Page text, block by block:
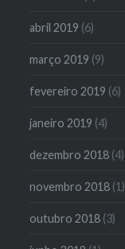
abril 2019 (6)
março 2019 (9)
fevereiro 2019 (6)
janeiro 2019 (4)
dezembro 2018 (4)
novembro 2018 (1)
outubro 2018 (3)